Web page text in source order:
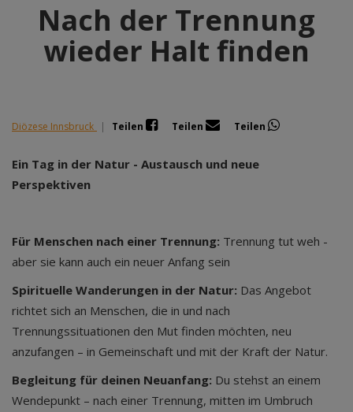
Nach der Trennung
wieder Halt finden
Diözese Innsbruck | Teilen Teilen Teilen
Ein Tag in der Natur - Austausch und neue
Perspektiven
Für Menschen nach einer Trennung: Trennung tut weh -
aber sie kann auch ein neuer Anfang sein
Spirituelle Wanderungen in der Natur: Das Angebot
richtet sich an Menschen, die in und nach
Trennungssituationen den Mut finden möchten, neu
anzufangen – in Gemeinschaft und mit der Kraft der Natur.
Begleitung für deinen Neuanfang: Du stehst an einem
Wendepunkt – nach einer Trennung, mitten im Umbruch